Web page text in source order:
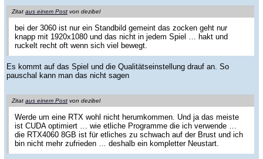
Zitat aus einem Post von dezibel
bei der 3060 ist nur ein Standbild gemeint das zocken geht nur
knapp mit 1920x1080 und das nicht in jedem Spiel … hakt und
ruckelt recht oft wenn sich viel bewegt.
Es kommt auf das Spiel und die Qualitätseinstellung drauf an. So
pauschal kann man das nicht sagen
Zitat aus einem Post von dezibel
Werde um eine RTX wohl nicht herumkommen. Und ja das meiste
ist CUDA optimiert … wie etliche Programme die ich verwende …
die RTX4060 8GB ist für etliches zu schwach auf der Brust und ich
bin nicht mehr zufrieden … deshalb ein kompletter Neustart.